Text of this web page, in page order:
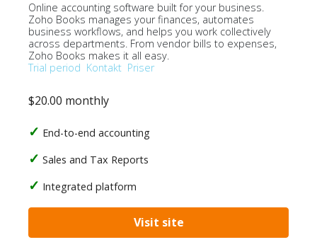
Online accounting software built for your business.
Zoho Books manages your finances, automates
business workflows, and helps you work collectively
across departments. From vendor bills to expenses,
Zoho Books makes it all easy.
Trial period Kontakt Priser
$20.00 monthly
End-to-end accounting
Sales and Tax Reports
Integrated platform
Visit site